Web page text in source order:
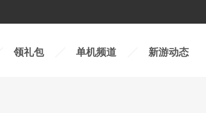
领礼包 单机频道 新游动态